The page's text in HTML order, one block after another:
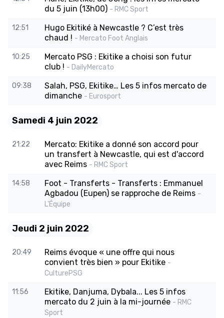
du 5 juin (13h00) - RMC Sport
12:51
Hugo Ekitiké à Newcastle ? C’est très
chaud ! - Mercato Foot Anglais
10:25
Mercato PSG : Ekitike a choisi son futur
club ! - DailyMercato
09:38
Salah, PSG, Ekitike… Les 5 infos mercato de
dimanche - Eurosport
Samedi 4 juin 2022
21:22
Mercato: Ekitike a donné son accord pour
un transfert à Newcastle, qui est d'accord
avec Reims - RMC Sport
14:58
Foot - Transferts - Transferts : Emmanuel
Agbadou (Eupen) se rapproche de Reims -
L'Équipe
Jeudi 2 juin 2022
20:49
Reims évoque « une offre qui nous
convient très bien » pour Ekitike -
CulturePSG
11:56
Ekitike, Danjuma, Dybala... Les 5 infos
mercato du 2 juin à la mi-journée - RMC
Sport